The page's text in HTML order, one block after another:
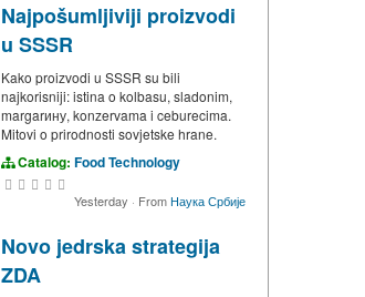
Najpošumljiviji proizvodi
u SSSR
Kako proizvodi u SSSR su bili
najkorisniji: istina o kolbasu, sladonim,
margarину, konzervama i ceburecima.
Mitovi o prirodnosti sovjetske hrane.
Catalog: Food Technology
Yesterday · FromНаука Србије
Novo jedrska strategija
ZDA